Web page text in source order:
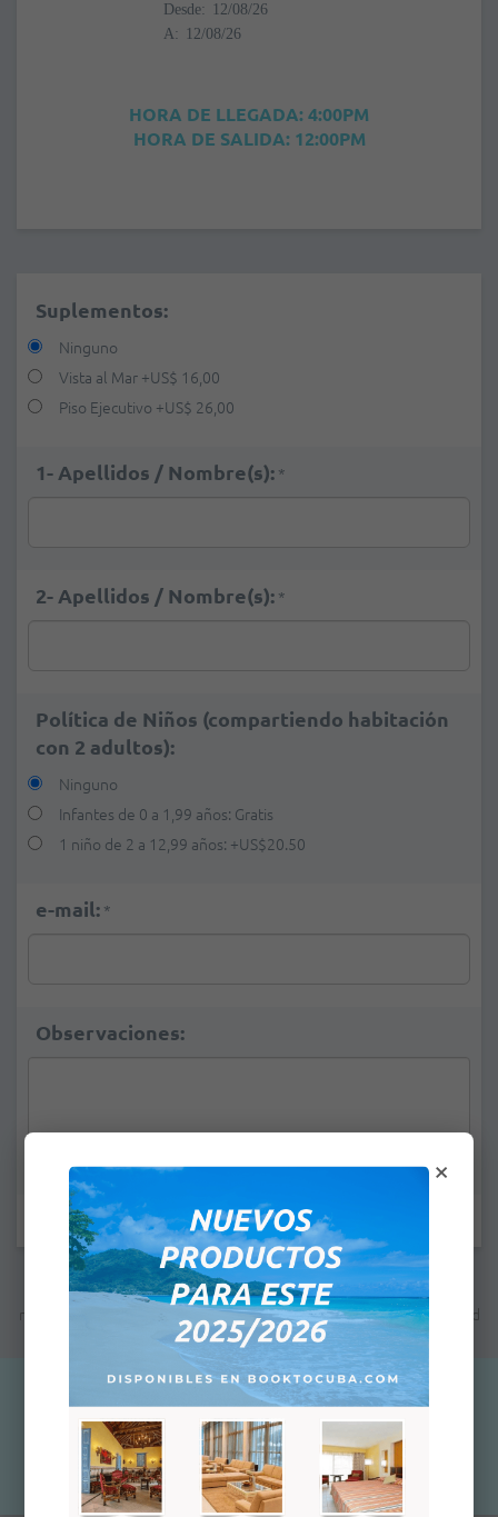
Desde:
A:
HORA DE LLEGADA: 4:00PM
HORA DE SALIDA: 12:00PM
Suplementos:
Ninguno
Vista al Mar +US$ 16,00
Piso Ejecutivo +US$ 26,00
1- Apellidos / Nombre(s): *
2- Apellidos / Nombre(s): *
Política de Niños (compartiendo habitación
con 2 adultos):
Ninguno
Infantes de 0 a 1,99 años: Gratis
1 niño de 2 a 12,99 años: +US$20.50
e-mail: *
Observaciones:
Campos marcados con * son obligatorios.
Nota: El precio indicado no es el precio final; mas adelante se le
mostrará el precio total dependiendo de la foma de pago que usted
seleccione.
US$ 82,00
Agregar alcarrito
×